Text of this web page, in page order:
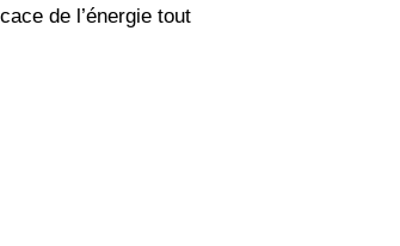
de l’énergie tout